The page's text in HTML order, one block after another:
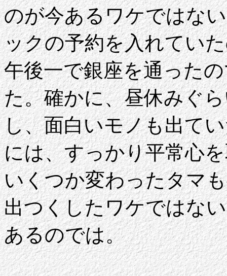
のが今あるワケではな
ックの予約を入れてい
午後一で銀座を通った
た。確かに、昼休みぐ
し、面白いモノも出て
には、すっかり平常心
いくつか変わったタマ
出つくしたワケではな
あるのでは。